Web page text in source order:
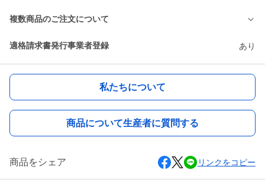
複数商品のご注文について
適格請求書発行事業者登録 あり
私たちについて
商品について生産者に質問する
商品をシェア リンクをコピー